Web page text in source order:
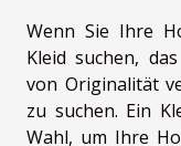
Wenn Sie Ihre
Kleid suchen,
von Originalität
zu suchen. Ein
Wahl, um Ihre